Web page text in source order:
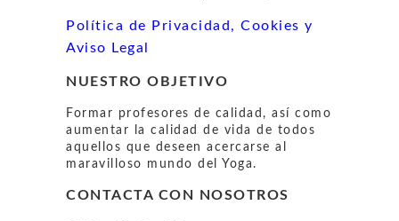
Política de Privacidad, Cookies y
Aviso Legal
NUESTRO OBJETIVO
Formar profesores de calidad, así como
aumentar la calidad de vida de todos
aquellos que deseen acercarse al
maravilloso mundo del Yoga.
CONTACTA CON NOSOTROS